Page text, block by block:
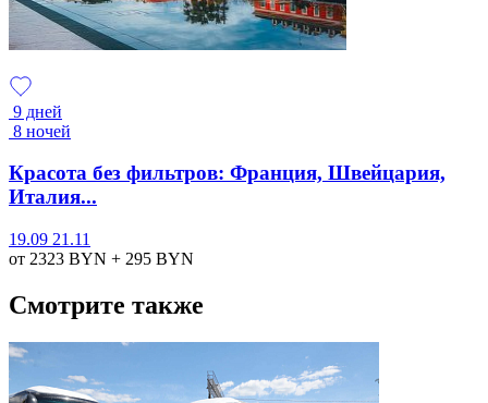
9 дней
8 ночей
Красота без фильтров: Франция, Швейцария,
Италия...
19.09 21.11
от 2323 BYN + 295 BYN
Смотрите также